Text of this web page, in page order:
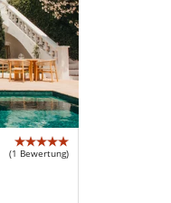
(1 Bewertung)